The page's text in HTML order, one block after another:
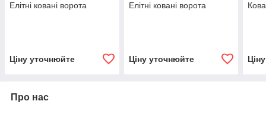
Елітні ковані ворота
Ціну уточнюйте
Елітні ковані ворота
Ціну уточнюйте
Про нас